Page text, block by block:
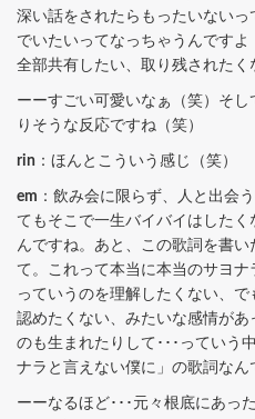
深い話をされたらもったいない
でいたいってなっちゃうんですよ
全部共有したい、取り残されたく
ーーすごい可愛いなぁ（笑）そ
りそうな反応ですね（笑）
rin ：ほんとこういう感じ（笑）
em ：飲み会に限らず、人と出会
てもそこで一生バイバイはした
んですね。あと、この歌詞を書
て。これって本当に本当のサヨ
っていうのを理解したくない、
認めたくない、みたいな感情が
のも生まれたりして･･･っていう
ナラと言えない僕に」の歌詞なん
ーーなるほど･･･元々根底にあっ